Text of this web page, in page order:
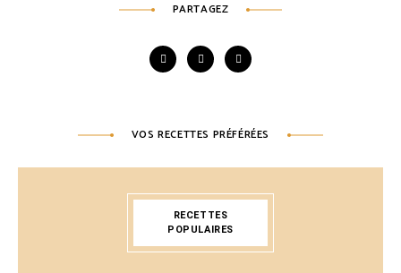
PARTAGEZ
VOS RECETTES PRÉFÉRÉES
RECETTES
POPULAIRES